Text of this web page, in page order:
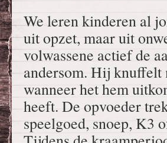
We leren kinderen al
uit opzet, maar uit
volwassene actief de
andersom. Hij knuffelt
wanneer het hem
heeft. De opvoeder
speelgoed, snoep, K3